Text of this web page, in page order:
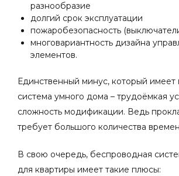
разнообразие
долгий срок эксплуатации
пожаробезопасность
многовариантность дизайна
элементов.
Единственный минус, который имеет
система умного дома – трудоёмкая
сложность модификации. Ведь
требует большого количества
В свою очередь, беспроводная
для квартиры имеет такие плюсы: